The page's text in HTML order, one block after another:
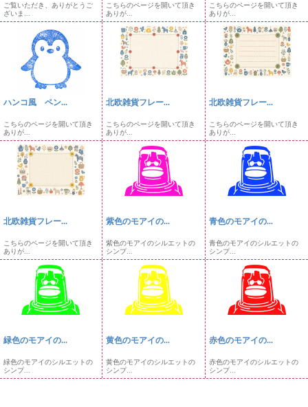
ご覧いただき、ありがとうご
ざいま...
こちらのページを開いて頂き
ありが...
こちらのページを開いて頂き
ありが...
ハンコ風 ペン...
こちらのページを開いて頂き
ありが...
北欧雑貨フレー...
こちらのページを開いて頂き
ありが...
北欧雑貨フレー...
こちらのページを開いて頂き
ありが...
北欧雑貨フレー...
こちらのページを開いて頂き
ありが...
紫色のモアイの...
紫色のモアイのシルエットの
シンプ...
青色のモアイの...
青色のモアイのシルエットの
シンプ...
緑色のモアイの...
緑色のモアイのシルエットの
シンプ...
黄色のモアイの...
黄色のモアイのシルエットの
シンプ...
赤色のモアイの...
赤色のモアイのシルエットの
シンプ...